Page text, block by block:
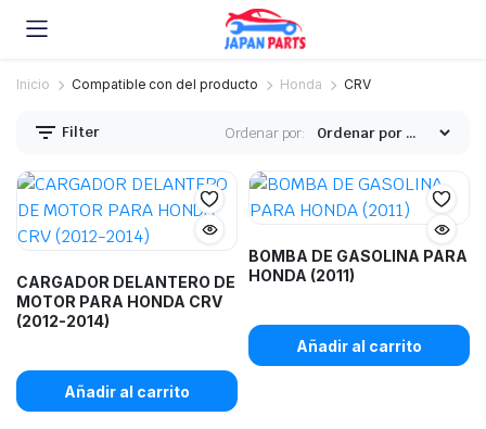
Inicio Compatible con del producto Honda CRV
Filter Ordenar por:
CARGADOR DELANTERO DE
MOTOR PARA HONDA CRV
(2012-2014)
Añadir al carrito
BOMBA DE GASOLINA PARA
HONDA (2011)
Añadir al carrito